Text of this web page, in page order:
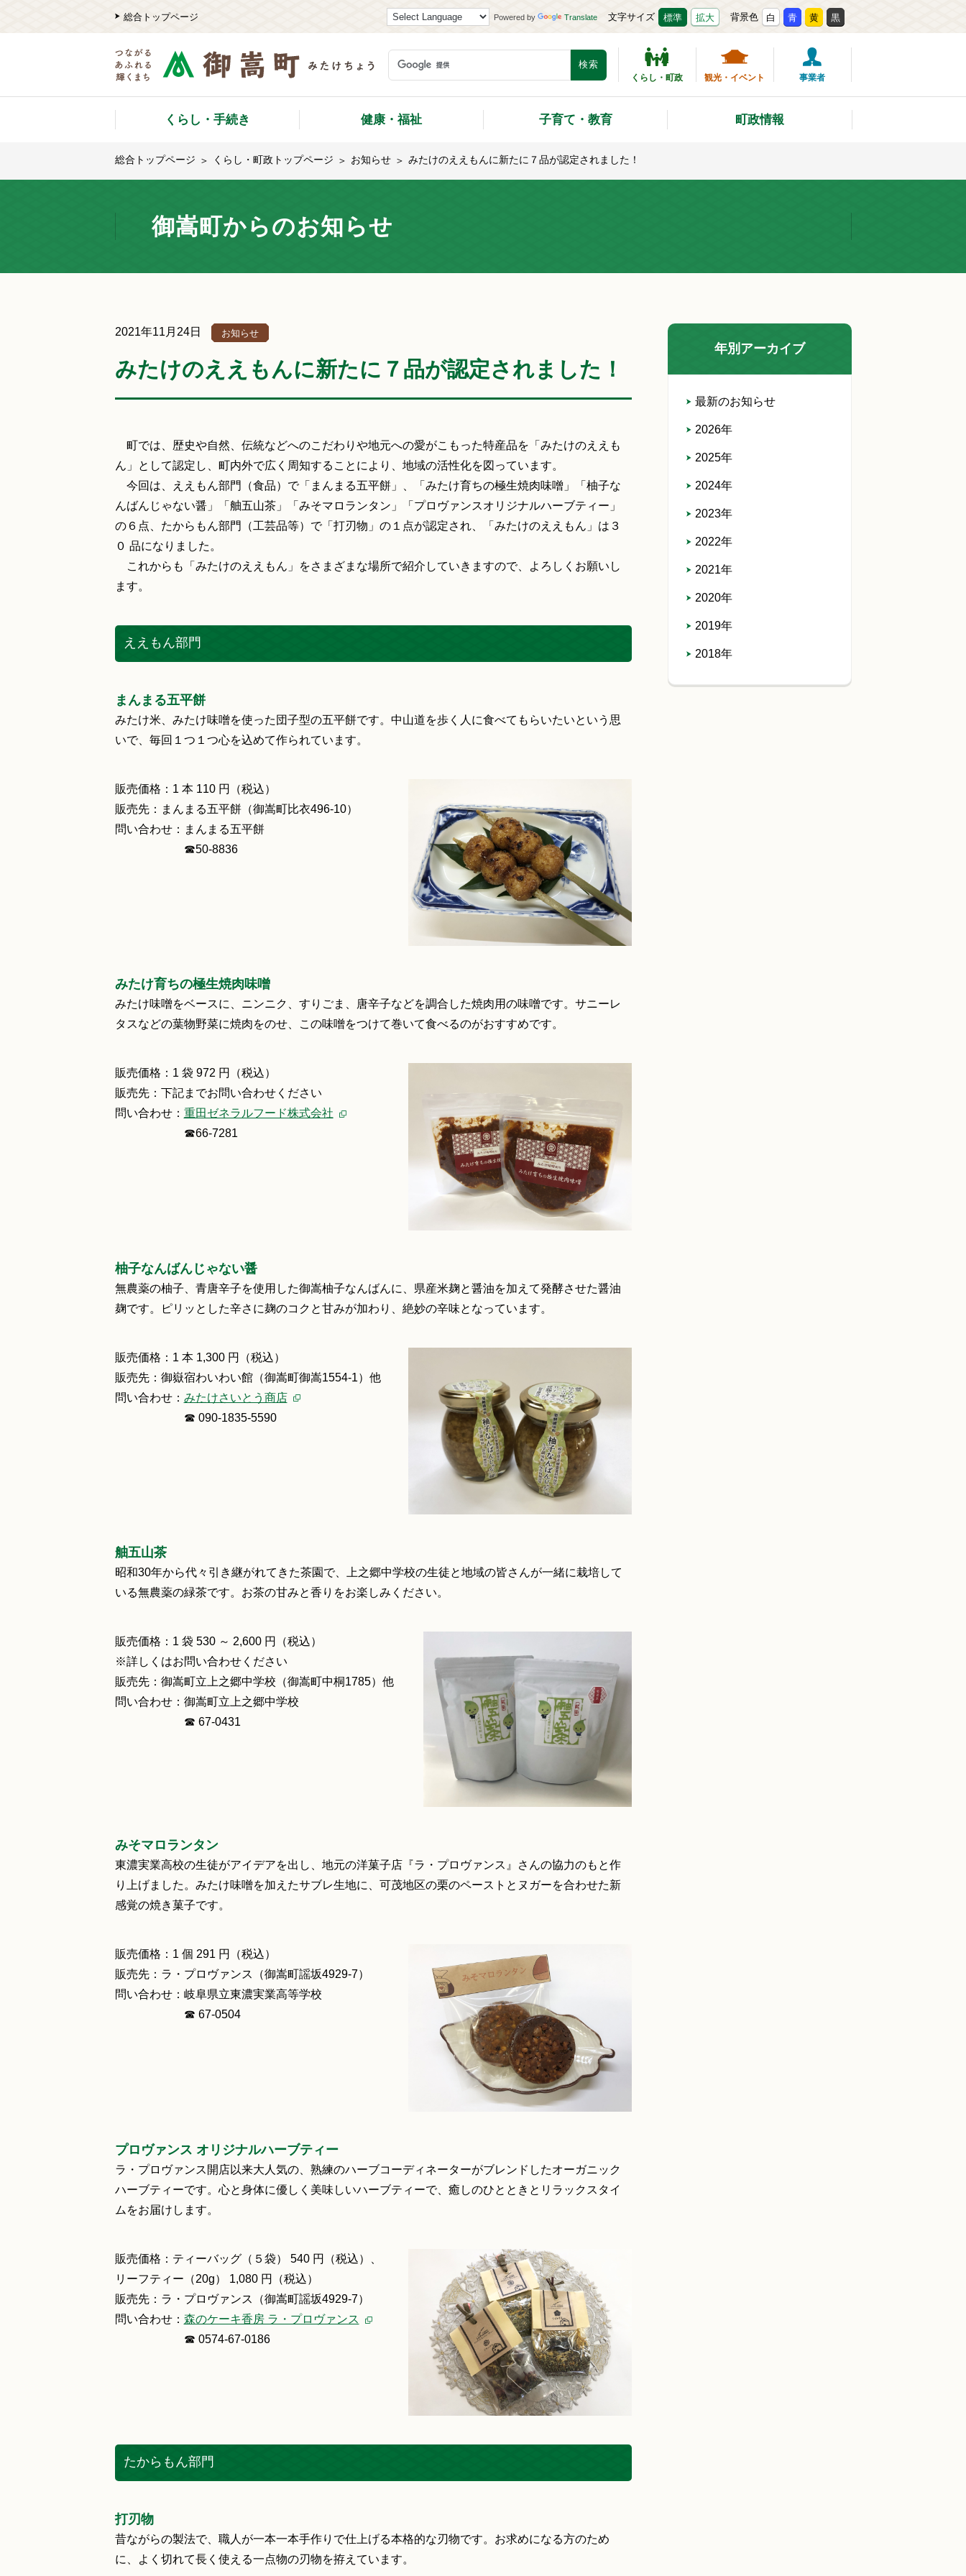
総合トップページ Powered by Translate 文字サイズ 標準 拡大 背景色 白 青 黄 黒
くらし・町政 観光・イベント 事業者
くらし・手続き 健康・福祉 子育て・教育 町政情報
総合トップページ くらし・町政トップページ お知らせ みたけのええもんに新たに７品が認定されました！
御嵩町からのお知らせ
2021年11月24日 お知らせ
みたけのええもんに新たに７品が認定されました！
町では、歴史や自然、伝統などへのこだわりや地元への愛がこもった特産品を「みたけのええも
ん」として認定し、町内外で広く周知することにより、地域の活性化を図っています。
今回は、ええもん部門（食品）で「まんまる五平餅」、「みたけ育ちの極生焼肉味噌」「柚子な
んばんじゃない醤」「舳五山茶」「みそマロランタン」「プロヴァンスオリジナルハーブティー」
の６点、たからもん部門（工芸品等）で「打刃物」の１点が認定され、「みたけのええもん」は３
０ 品になりました。
これからも「みたけのええもん」をさまざまな場所で紹介していきますので、よろしくお願いし
ます。
ええもん部門
まんまる五平餅
みたけ米、みたけ味噌を使った団子型の五平餅です。中山道を歩く人に食べてもらいたいという思
いで、毎回１つ１つ心を込めて作られています。
販売価格：1 本 110 円（税込）
販売先：まんまる五平餅（御嵩町比衣496-10）
問い合わせ：まんまる五平餅
☎50‐8836
みたけ育ちの極生焼肉味噌
みたけ味噌をベースに、ニンニク、すりごま、唐辛子などを調合した焼肉用の味噌です。サニーレ
タスなどの葉物野菜に焼肉をのせ、この味噌をつけて巻いて食べるのがおすすめです。
販売価格：1 袋 972 円（税込）
販売先：下記までお問い合わせください
問い合わせ： 重田ゼネラルフード株式会社
☎66‐7281
柚子なんばんじゃない醤
無農薬の柚子、青唐辛子を使用した御嵩柚子なんばんに、県産米麹と醤油を加えて発酵させた醤油
麹です。ピリッとした辛さに麹のコクと甘みが加わり、絶妙の辛味となっています。
販売価格：1 本 1,300 円（税込）
販売先：御嶽宿わいわい館（御嵩町御嵩1554‐1）他
問い合わせ： みたけさいとう商店
☎ 090-1835‐5590
舳五山茶
昭和30年から代々引き継がれてきた茶園で、上之郷中学校の生徒と地域の皆さんが一緒に栽培して
いる無農薬の緑茶です。お茶の甘みと香りをお楽しみください。
販売価格：1 袋 530 ～ 2,600 円（税込）
※詳しくはお問い合わせください
販売先：御嵩町立上之郷中学校（御嵩町中桐1785）他
問い合わせ：御嵩町立上之郷中学校
☎ 67‐0431
みそマロランタン
東濃実業高校の生徒がアイデアを出し、地元の洋菓子店『ラ・プロヴァンス』さんの協力のもと作
り上げました。みたけ味噌を加えたサブレ生地に、可茂地区の栗のペーストとヌガーを合わせた新
感覚の焼き菓子です。
販売価格：1 個 291 円（税込）
販売先：ラ・プロヴァンス（御嵩町謡坂4929-7）
問い合わせ：岐阜県立東濃実業高等学校
☎ 67‐0504
プロヴァンス オリジナルハーブティー
ラ・プロヴァンス開店以来大人気の、熟練のハーブコーディネーターがブレンドしたオーガニック
ハーブティーです。心と身体に優しく美味しいハーブティーで、癒しのひとときとリラックスタイ
ムをお届けします。
販売価格：ティーバッグ（５袋） 540 円（税込）、
リーフティー（20g） 1,080 円（税込）
販売先：ラ・プロヴァンス（御嵩町謡坂4929-7）
問い合わせ： 森のケーキ香房 ラ・プロヴァンス
☎ 0574-67-0186
たからもん部門
打刃物
昔ながらの製法で、職人が一本一本手作りで仕上げる本格的な刃物です。お求めになる方のため
に、よく切れて長く使える一点物の刃物を拵えています。
年別アーカイブ
最新のお知らせ
2026年
2025年
2024年
2023年
2022年
2021年
2020年
2019年
2018年